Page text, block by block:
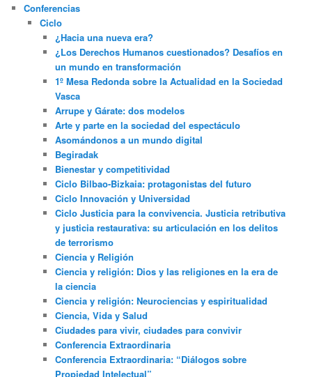
Conferencias
Ciclo
¿Hacia una nueva era?
¿Los Derechos Humanos cuestionados? Desafíos en
un mundo en transformación
1º Mesa Redonda sobre la Actualidad en la Sociedad
Vasca
Arrupe y Gárate: dos modelos
Arte y parte en la sociedad del espectáculo
Asomándonos a un mundo digital
Begiradak
Bienestar y competitividad
Ciclo Bilbao-Bizkaia: protagonistas del futuro
Ciclo Innovación y Universidad
Ciclo Justicia para la convivencia. Justicia retributiva
y justicia restaurativa: su articulación en los delitos
de terrorismo
Ciencia y Religión
Ciencia y religión: Dios y las religiones en la era de
la ciencia
Ciencia y religión: Neurociencias y espiritualidad
Ciencia, Vida y Salud
Ciudades para vivir, ciudades para convivir
Conferencia Extraordinaria
Conferencia Extraordinaria: “Diálogos sobre
Propiedad Intelectual”